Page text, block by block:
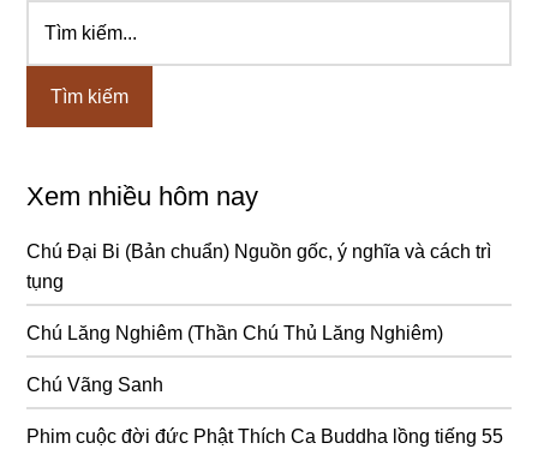
Sidebar
chính
kiếm...
Xem nhiều hôm nay
Chú Đại Bi (Bản chuẩn) Nguồn gốc, ý nghĩa và cách trì
tụng
Chú Lăng Nghiêm (Thần Chú Thủ Lăng Nghiêm)
Chú Vãng Sanh
Phim cuộc đời đức Phật Thích Ca Buddha lồng tiếng 55